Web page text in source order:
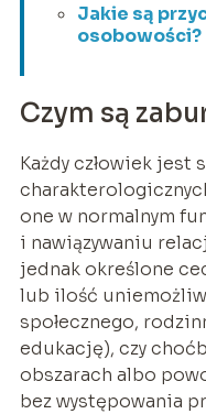
Jakie są
osobowości?
Czym są
Każdy człowiek jest
one w normalnym
i nawiązywaniu
jednak określone
lub ilość
społecznego,
edukację), czy
obszarach albo
bez występowania